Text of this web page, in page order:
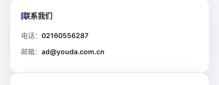
联系我们
电话： 02160556287
邮箱： ad@youda.com.cn